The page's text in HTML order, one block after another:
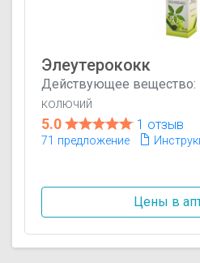
Элеутерококк
Действующее вещество:
колючий
5.0 1 отзыв
71 предложение
Цены в